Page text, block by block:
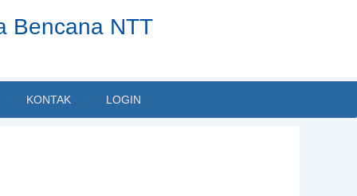
Bencana NTT
KONTAK LOGIN